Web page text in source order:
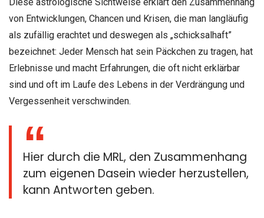
von Entwicklungen, Chancen und Krisen, die man langläufig
als zufällig erachtet und deswegen als „schicksalhaft”
bezeichnet: Jeder Mensch hat sein Päckchen zu tragen, hat
Erlebnisse und macht Erfahrungen, die oft nicht erklärbar
sind und oft im Laufe des Lebens in der Verdrängung und
Vergessenheit verschwinden.
Hier durch die MRL, den Zusammenhang
zum eigenen Dasein wieder herzustellen,
kann Antworten geben.